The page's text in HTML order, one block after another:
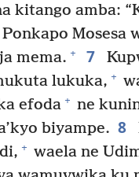
kitango amba:
Ponkapo Mosesa
mema. + 7
lukuka, +
efoda + ne
biyampe. 8
+ waela ne